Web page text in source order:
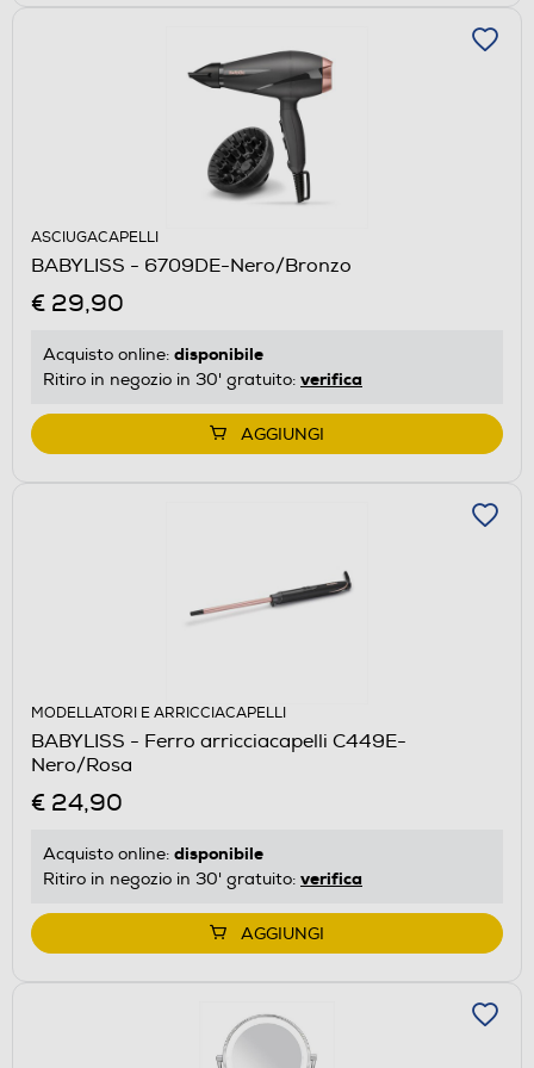
ASCIUGACAPELLI
BABYLISS - 6709DE-Nero/Bronzo
€ 29,90
Acquisto online: disponibile
Ritiro in negozio in 30' gratuito: verifica
AGGIUNGI
MODELLATORI E ARRICCIACAPELLI
BABYLISS - Ferro arricciacapelli C449E-
Nero/Rosa
€ 24,90
Acquisto online: disponibile
Ritiro in negozio in 30' gratuito: verifica
AGGIUNGI